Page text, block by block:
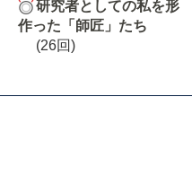
研究者としての私を形
作った「師匠」たち
(26回)